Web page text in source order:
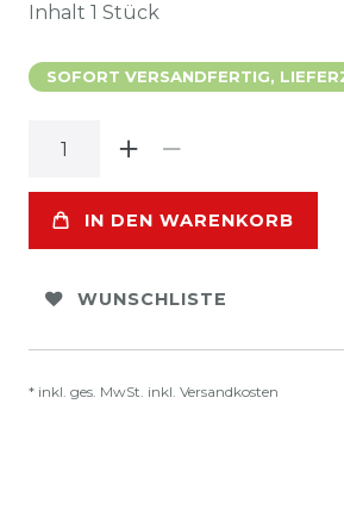
Inhalt 1 Stück
SOFORT VERSANDFERTIG,
IN DEN WARENKORB
WUNSCHLISTE
* inkl. ges. MwSt. inkl. Versandkosten